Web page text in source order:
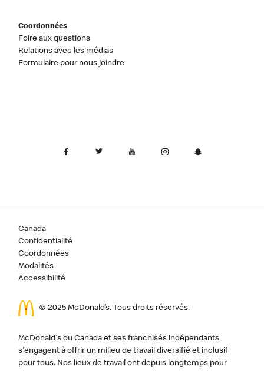
Coordonnées
Foire aux questions
Relations avec les médias
Formulaire pour nous joindre
Canada
Confidentialité
Coordonnées
Modalités
Accessibilité
© 2025 McDonald’s. Tous droits réservés.
McDonald's du Canada et ses franchisés indépendants
s'engagent à offrir un milieu de travail diversifié et inclusif
pour tous. Nos lieux de travail ont depuis longtemps pour